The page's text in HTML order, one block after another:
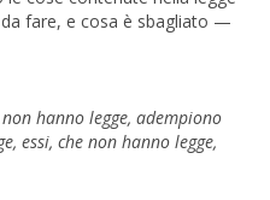
fare, e cosa è sbagliato —
hanno legge, adempiono
essi, che non hanno legge,